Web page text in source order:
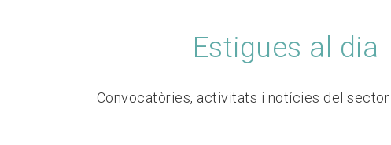
Estigues al dia
Convocatòries, activitats i notícies del sector